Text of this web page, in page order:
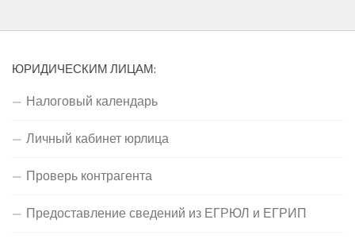
ЮРИДИЧЕСКИМ ЛИЦАМ:
Налоговый календарь
Личный кабинет юрлица
Проверь контрагента
Предоставление сведений из ЕГРЮЛ и ЕГРИП